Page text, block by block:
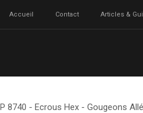
Accueil Contact Articles &
8740 - Ecrous Hex - Gougeons